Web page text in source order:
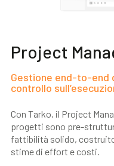
Project
Gestione end-to-end
controllo
Con Tarko, il Project
progetti sono pre-
fattibilità solido,
stime di effort e costi.